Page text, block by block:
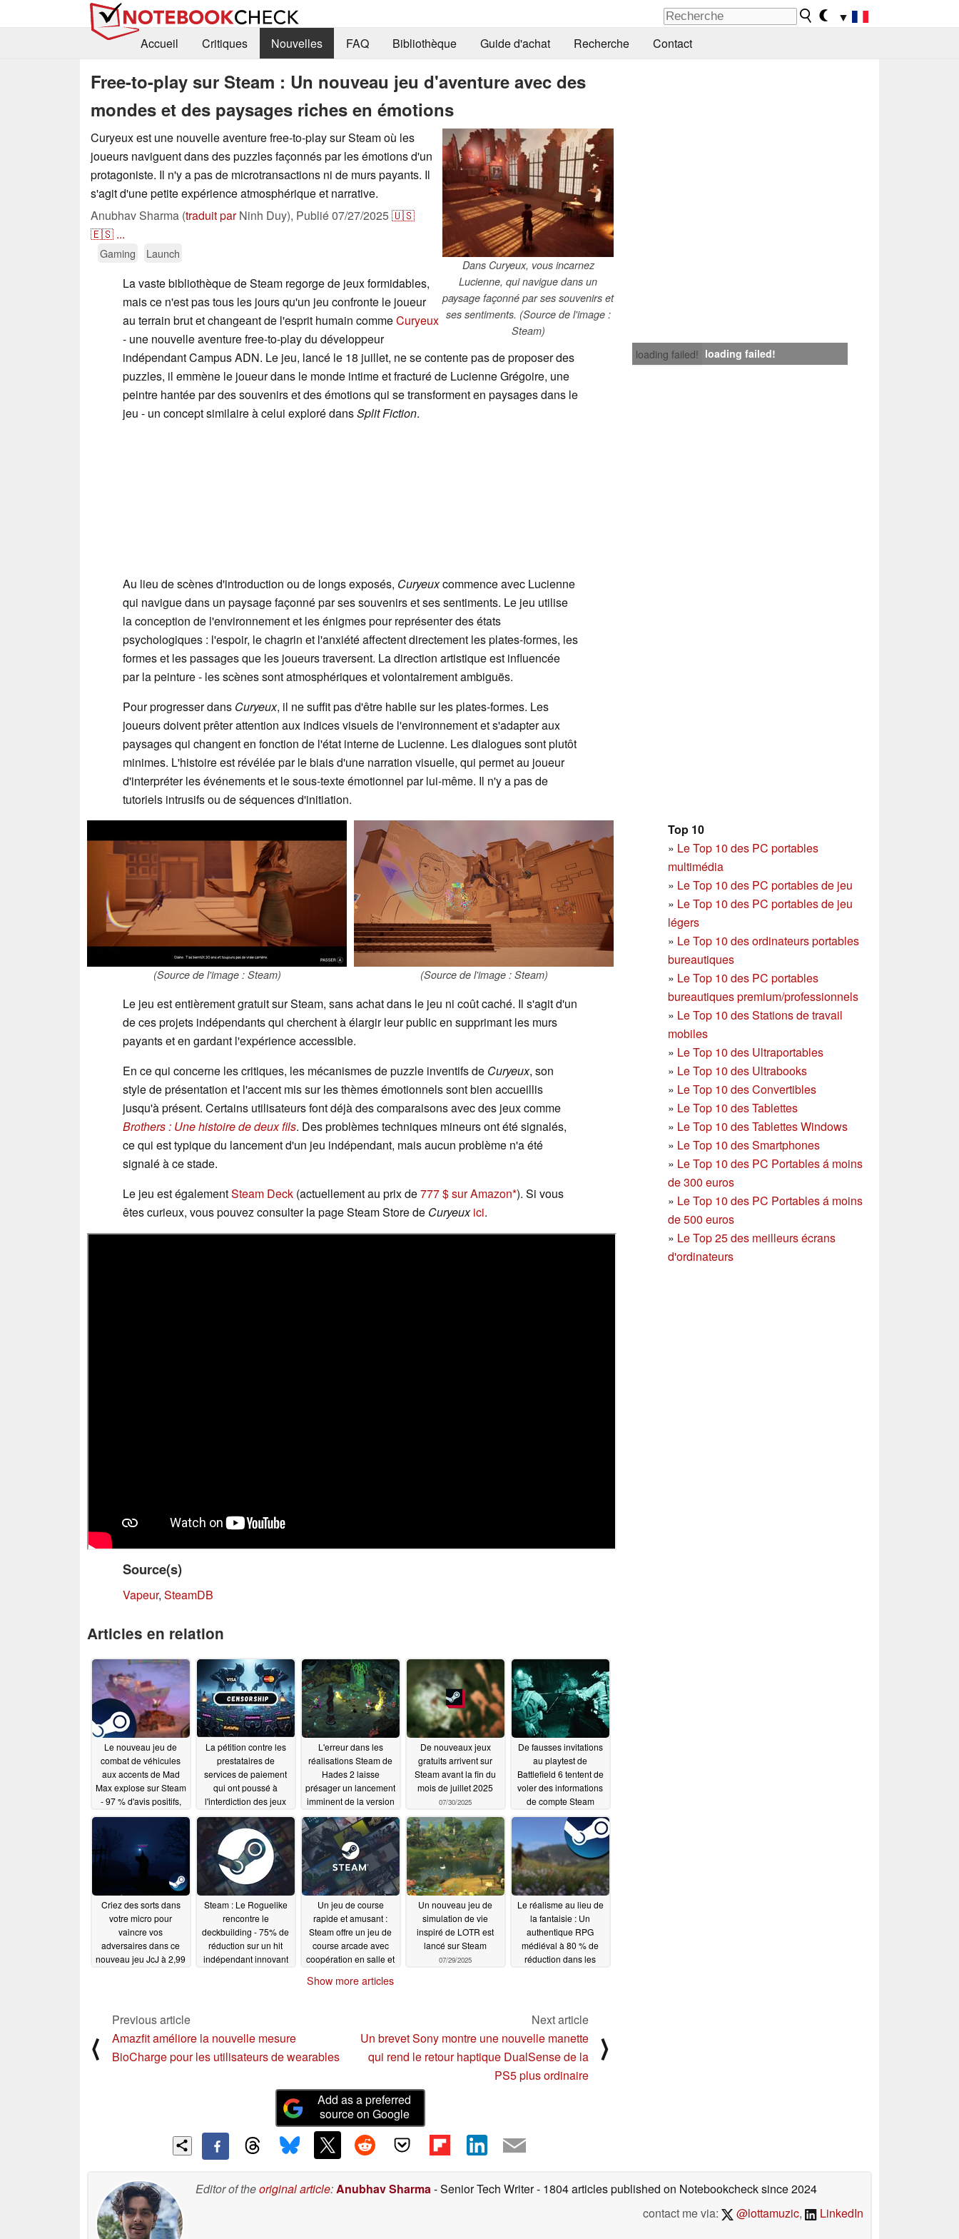
▼
Accueil
Critiques Nouvelles FAQ Bibliothèque Guide d'achat Recherche Contact
Free-to-play sur Steam : Un nouveau jeu d'aventure avec des
mondes et des paysages riches en émotions
Dans Curyeux, vous incarnez
Lucienne, qui navigue dans un
paysage façonné par ses souvenirs et
ses sentiments. (Source de l'image :
Steam)
Curyeux est une nouvelle aventure free-to-play sur Steam où les
joueurs naviguent dans des puzzles façonnés par les émotions d'un
protagoniste. Il n'y a pas de microtransactions ni de murs payants. Il
s'agit d'une petite expérience atmosphérique et narrative.
Anubhav Sharma (traduit parNinh Duy), Publié07/27/2025🇺🇸
🇪🇸 ...
Gaming Launch
loading failed! loading failed!
La vaste bibliothèque de Steam regorge de jeux formidables,
mais ce n'est pas tous les jours qu'un jeu confronte le joueur
au terrain brut et changeant de l'esprit humain commeCuryeux
- une nouvelle aventure free-to-play du développeur
indépendant Campus ADN. Le jeu, lancé le 18 juillet, ne se contente pas de proposer des
puzzles, il emmène le joueur dans le monde intime et fracturé de Lucienne Grégoire, une
peintre hantée par des souvenirs et des émotions qui se transforment en paysages dans le
jeu - un concept similaire à celui exploré dansSplit Fiction.
Au lieu de scènes d'introduction ou de longs exposés, Curyeuxcommence avec Lucienne
qui navigue dans un paysage façonné par ses souvenirs et ses sentiments. Le jeu utilise
la conception de l'environnement et les énigmes pour représenter des états
psychologiques : l'espoir, le chagrin et l'anxiété affectent directement les plates-formes, les
formes et les passages que les joueurs traversent. La direction artistique est influencée
par la peinture - les scènes sont atmosphériques et volontairement ambiguës.
Pour progresser dans Curyeux, il ne suffit pas d'être habile sur les plates-formes. Les
joueurs doivent prêter attention aux indices visuels de l'environnement et s'adapter aux
paysages qui changent en fonction de l'état interne de Lucienne. Les dialogues sont plutôt
minimes. L'histoire est révélée par le biais d'une narration visuelle, qui permet au joueur
d'interpréter les événements et le sous-texte émotionnel par lui-même. Il n'y a pas de
tutoriels intrusifs ou de séquences d'initiation.
Top 10
» Le Top 10 des PC portables
multimédia
» Le Top 10 des PC portables de jeu
» Le Top 10 des PC portables de jeu
légers
» Le Top 10 des ordinateurs portables
bureautiques
» Le Top 10 des PC portables
bureautiques premium/professionnels
» Le Top 10 des Stations de travail
mobiles
» Le Top 10 des Ultraportables
» Le Top 10 des Ultrabooks
» Le Top 10 des Convertibles
» Le Top 10 des Tablettes
» Le Top 10 des Tablettes Windows
» Le Top 10 des Smartphones
» Le Top 10 des PC Portables á moins
de 300 euros
» Le Top 10 des PC Portables á moins
de 500 euros
» Le Top 25 des meilleurs écrans
d'ordinateurs
(Source de l'image : Steam) (Source de l'image : Steam)
Le jeu est entièrement gratuit sur Steam, sans achat dans le jeu ni coût caché. Il s'agit d'un
de ces projets indépendants qui cherchent à élargir leur public en supprimant les murs
payants et en gardant l'expérience accessible.
En ce qui concerne les critiques, les mécanismes de puzzle inventifs de Curyeux, son
style de présentation et l'accent mis sur les thèmes émotionnels sont bien accueillis
jusqu'à présent. Certains utilisateurs font déjà des comparaisons avec des jeux comme
Brothers : Une histoire de deux fils. Des problèmes techniques mineurs ont été signalés,
ce qui est typique du lancement d'un jeu indépendant, mais aucun problème n'a été
signalé à ce stade.
Le jeu est égalementSteam Deck (actuellement au prix de777 $ sur Amazon ). Si vous
êtes curieux, vous pouvez consulter la page Steam Store de Curyeux ici.
Source(s)
Vapeur, SteamDB
Articles en relation
Le nouveau jeu de
combat de véhicules
aux accents de Mad
Max explose sur Steam
- 97 % d'avis positifs,
démo et réduction
disponibles
08/01/2025
La pétition contre les
prestataires de
services de paiement
qui ont poussé à
l'interdiction des jeux
sur Steam dépasse les
205 000 signataires
07/31/2025
L'erreur dans les
réalisations Steam de
Hades 2 laisse
présager un lancement
imminent de la version
1.007/31/2025
De nouveaux jeux
gratuits arrivent sur
Steam avant la fin du
mois de juillet 2025
07/30/2025
De fausses invitations
au playtest de
Battlefield 6 tentent de
voler des informations
de compte Steam
07/30/2025
Criez des sorts dans
votre micro pour
vaincre vos
adversaires dans ce
nouveau jeu JcJ à 2,99
commentaires en 5
jours 07/30/2025
Steam : Le Roguelike
rencontre le
deckbuilding - 75% de
réduction sur un hit
indépendant innovant
Un jeu de course
rapide et amusant :
Steam offre un jeu de
course arcade avec
coopération en salle et
Steam Deck 07/29/2025
Un nouveau jeu de
simulation de vie
inspiré de LOTR est
lancé sur Steam
07/29/2025
Le réalisme au lieu de
la fantaisie : Un
authentique RPG
médiéval à 80 % de
réduction dans les
Show more articles
⟨
Previous article
Amazfit améliore la nouvelle mesure
BioCharge pour les utilisateurs de wearables
Next article
Un brevet Sony montre une nouvelle manette
qui rend le retour haptique DualSense de la
PS5 plus ordinaire
⟩
Add as a preferred
source on Google
Editor of theoriginal article:Anubhav Sharma- Senior Tech Writer- 1804 articles published on Notebookchecksince 2024
contact me via:
@lottamuzic, LinkedIn